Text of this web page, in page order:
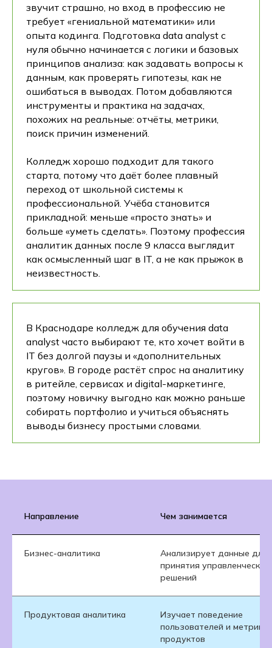
звучит страшно, но вход в профессию не
требует «гениальной математики» или
опыта кодинга. Подготовка data analyst с
нуля обычно начинается с логики и базовых
принципов анализа: как задавать вопросы к
данным, как проверять гипотезы, как не
ошибаться в выводах. Потом добавляются
инструменты и практика на задачах,
похожих на реальные: отчёты, метрики,
поиск причин изменений.
Колледж хорошо подходит для такого
старта, потому что даёт более плавный
переход от школьной системы к
профессиональной. Учёба становится
прикладной: меньше «просто знать» и
больше «уметь сделать». Поэтому профессия
аналитик данных после 9 класса выглядит
как осмысленный шаг в IT, а не как прыжок в
неизвестность.
В Краснодаре колледж для обучения data
analyst часто выбирают те, кто хочет войти в
IT без долгой паузы и «дополнительных
кругов». В городе растёт спрос на аналитику
в ритейле, сервисах и digital-маркетинге,
поэтому новичку выгодно как можно раньше
собирать портфолио и учиться объяснять
выводы бизнесу простыми словами.
Направление Чем занимается
Бизнес-аналитика
Анализирует данные для
принятия управленческих
решений
Продуктовая аналитика
Изучает поведение
пользователей и метрики
продуктов